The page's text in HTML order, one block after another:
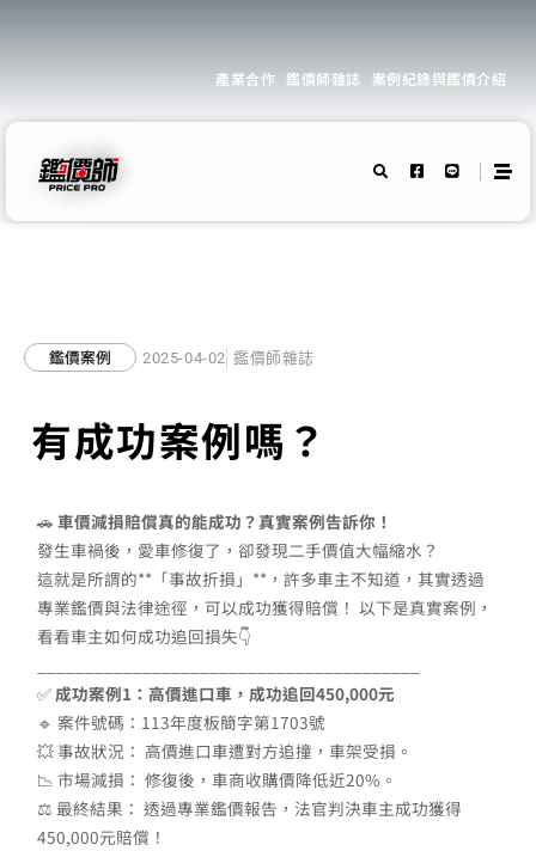
產業合作 鑑價師雜誌 案例紀錄與鑑價介紹
鑑價案例 2025-04-02 鑑價師雜誌
有成功案例嗎？
🚗 車價減損賠償真的能成功？真實案例告訴你！
發生車禍後，愛車修復了，卻發現二手價值大幅縮水？
這就是所謂的**「事故折損」**，許多車主不知道，其實透過
專業鑑價與法律途徑，可以成功獲得賠償！ 以下是真實案例，
看看車主如何成功追回損失👇
✅成功案例1：高價進口車，成功追回450,000元
🔹 案件號碼：113年度板簡字第1703號
💥 事故狀況： 高價進口車遭對方追撞，車架受損。
📉 市場減損： 修復後，車商收購價降低近20%。
⚖ 最終結果： 透過專業鑑價報告，法官判決車主成功獲得
450,000元賠償！